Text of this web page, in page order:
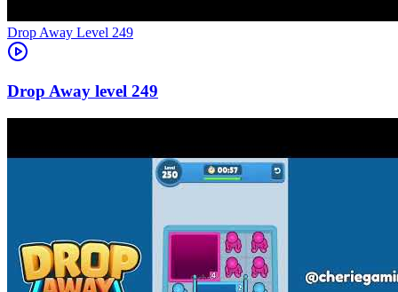
Level 249
249